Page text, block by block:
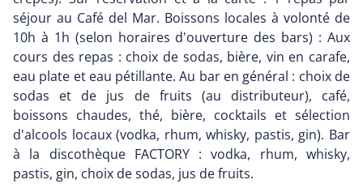
séjour au Café del Mar. Boissons locales à volonté de
10h à 1h (selon horaires d'ouverture des bars) : Aux
cours des repas : choix de sodas, bière, vin en carafe,
eau plate et eau pétillante. Au bar en général : choix de
sodas et de jus de fruits (au distributeur), café,
boissons chaudes, thé, bière, cocktails et sélection
d'alcools locaux (vodka, rhum, whisky, pastis, gin). Bar
à la discothèque FACTORY : vodka, rhum, whisky,
pastis, gin, choix de sodas, jus de fruits.